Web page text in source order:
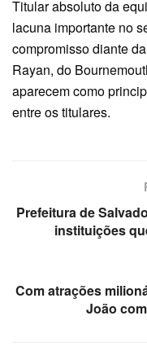
Titular absoluto da
lacuna importante no
compromisso diante
Rayan, do
aparecem como
entre os titulares.
Prefeitura de
instituições
Com atrações
João